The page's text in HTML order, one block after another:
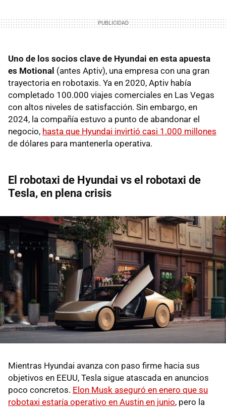
Uno de los socios clave de Hyundai en esta apuesta
es Motional (antes Aptiv), una empresa con una gran
trayectoria en robotaxis. Ya en 2020, Aptiv había
completado 100.000 viajes comerciales en Las Vegas
con altos niveles de satisfacción. Sin embargo, en
2024, la compañía estuvo a punto de abandonar el
negocio, hasta que Hyundai invirtió casi 1.000 millones
de dólares para mantenerla operativa.
El robotaxi de Hyundai vs el robotaxi de
Tesla, en plena crisis
Mientras Hyundai avanza con paso firme hacia sus
objetivos en EEUU, Tesla sigue atascada en anuncios
poco concretos. Elon Musk aseguró en enero que su
robotaxi estaría operativo en Austin en junio, pero la